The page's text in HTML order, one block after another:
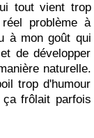
tout vient trop
problème à
à mon goût qui
de développer
naturelle.
trop d'humour
frôlait parfois